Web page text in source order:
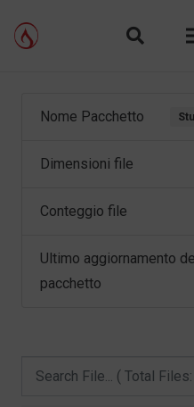
Nome Pacchetto
Dimensioni file
Conteggio file
Ultimo aggiornamento
pacchetto